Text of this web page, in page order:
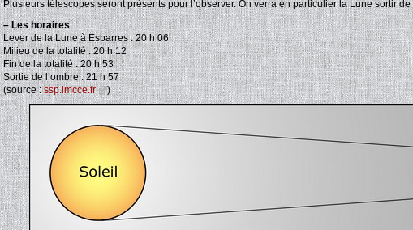
Plusieurs télescopes seront présents pour l’observer. On verra en particulier la Lune sortir
– Les horaires
Lever de la Lune à Esbarres : 20 h 06
Milieu de la totalité : 20 h 12
Fin de la totalité : 20 h 53
Sortie de l’ombre : 21 h 57
(source :ssp.imcce.fr )